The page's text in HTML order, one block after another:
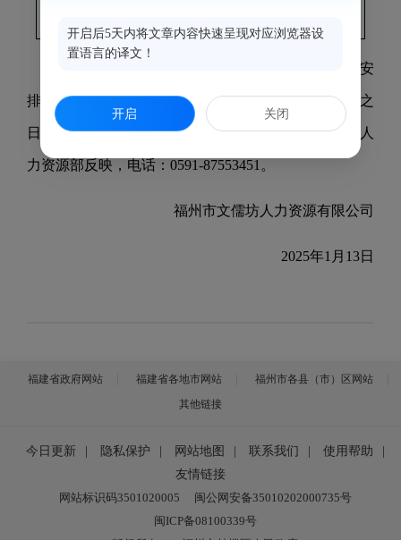
拟录用人员经公示不影响录用的，按有关规定安
排入职体检等步骤。如对公示对象有异议，请于公示之
日起 5个工作日内向福州市文儒坊人力资源有限公司人
力资源部反映，电话：0591-87553451。
福州市文儒坊人力资源有限公司
2025年1 月 13日
福建省政府网站 福建省各地市网站
福州市各县（市）区网站
其他链接
今日更新 隐私保护 网站地图 联系我们 使用帮助
友情链接
网站标识码3501020005
闽公网安备35010202000735号
闽ICP备08100339号
开启后5天内将文章内容快速呈现对应浏览器设
置语言的译文！
开启 关闭